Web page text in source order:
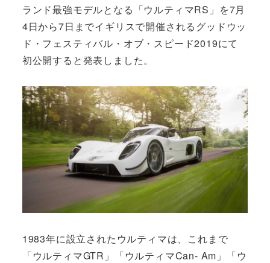
ランド最強モデルとなる「ウルティマRS」を7月
4日から7日までイギリスで開催されるグッドウッ
ド・フェスティバル・オブ・スピード2019にて
初公開すると発表しました。
1983年に設立されたウルティマは、これまで
「ウルティマGTR」「ウルティマCan- Am」「ウ